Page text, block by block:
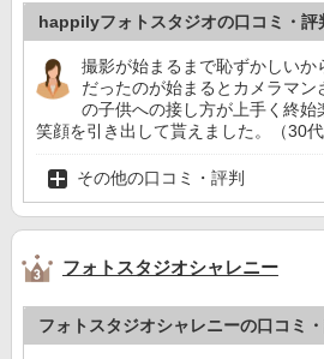
happilyフォトスタジオの口コミ・評
撮影が始まるまで恥ずかしいか
だったのが始まるとカメラマン
の子供への接し方が上手く終始
笑顔を引き出して貰えました。（30代
その他の口コミ・評判
フォトスタジオシャレニー
フォトスタジオシャレニーの口コミ